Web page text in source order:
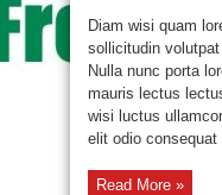
Diam wisi quam
sollicitudin
Nulla nunc porta
mauris lectus
wisi luctus
elit odio
Read More »